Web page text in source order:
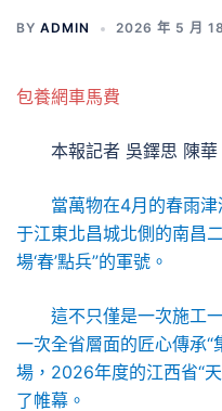
BY ADMIN 2026 年 5 月
包養網車馬費
本報記者 吳鐸思 陳
當萬物在4月的春雨
于江東北昌城北側的南昌
場‘春’點兵”的軍號。
這不只僅是一次施工
一次全省層面的匠心傳承“
場，2026年度的江西省“
了帷幕。